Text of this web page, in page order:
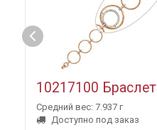
10217100 Браслет
Средний вес: 7.937 г
Доступно под заказ